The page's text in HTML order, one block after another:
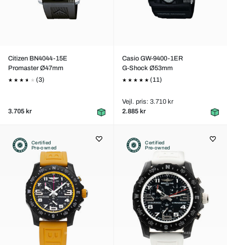
Citizen BN4044-15E
Promaster Ø47mm
(3)
3.705 kr
Casio GW-9400-1ER
G-Shock Ø53mm
(11)
Vejl. pris: 3.710 kr
2.885 kr
Certified
Pre-owned
Certified
Pre-owned